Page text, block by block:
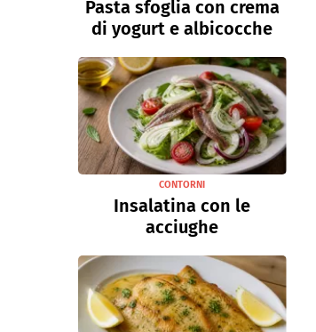
Pasta sfoglia con crema
di yogurt e albicocche
CONTORNI
Insalatina con le
acciughe